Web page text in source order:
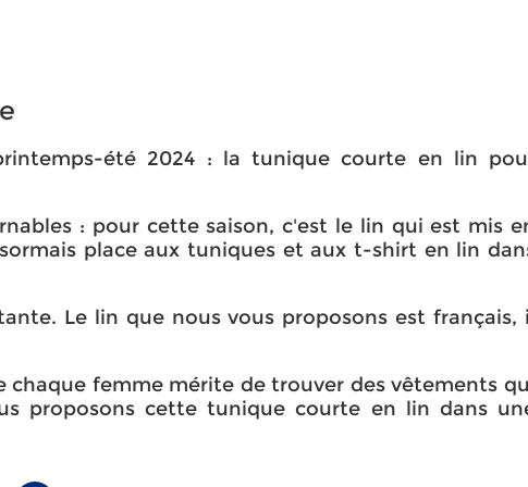
été 2024 : la tunique courte en lin
: pour cette saison, c'est le lin qui est mis
place aux tuniques et aux t-shirt en lin
Le lin que nous vous proposons est français,
chaque femme mérite de trouver des vêtements
proposons cette tunique courte en lin dans